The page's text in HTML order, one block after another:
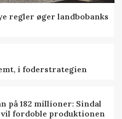
regler øger landbobanks
i foderstrategien
på 182 millioner: Sindal
vil fordoble produktionen